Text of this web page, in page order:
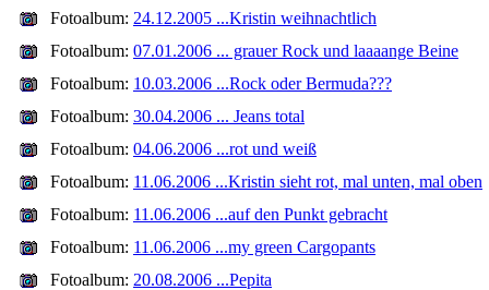
Fotoalbum: 24.12.2005 ...Kristin weihnachtlich
Fotoalbum: 07.01.2006 ... grauer Rock und laaaange Beine
Fotoalbum: 10.03.2006 ...Rock oder Bermuda???
Fotoalbum: 30.04.2006 ... Jeans total
Fotoalbum: 04.06.2006 ...rot und weiß
Fotoalbum: 11.06.2006 ...Kristin sieht rot, mal unten, mal oben
Fotoalbum: 11.06.2006 ...auf den Punkt gebracht
Fotoalbum: 11.06.2006 ...my green Cargopants
Fotoalbum: 20.08.2006 ...Pepita